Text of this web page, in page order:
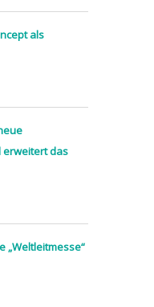
als
erweitert das
„Weltleitmesse“